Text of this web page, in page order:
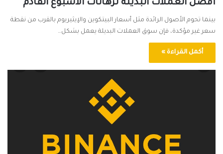
أفضل العملات البديلة لرهانات الأسبوع القادم
بينما تحوم الأصول الرائدة مثل أسعار البيتكوين والإيثيريوم بالقرب من نقطة
سعر غير مؤكدة، فإن سوق العملات البديلة يعمل بشكل…
أكمل القراءة »